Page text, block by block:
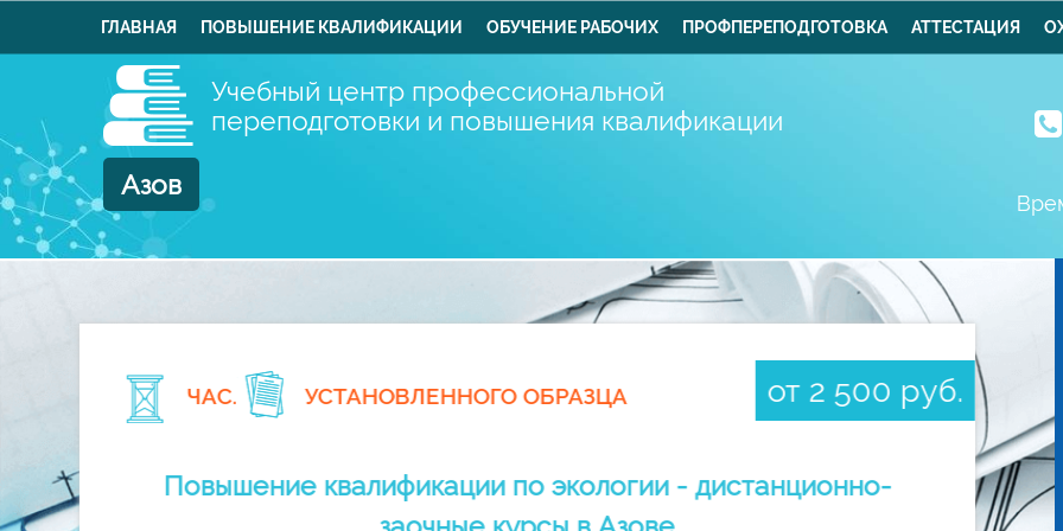
ГЛАВНАЯ ПОВЫШЕНИЕ КВАЛИФИКАЦИИ ОБУЧЕНИЕ РАБОЧИХ ПРОФПЕРЕПОДГОТОВКА АТТЕСТАЦИЯ
Учебный центр профессиональной
переподготовки и повышения квалификации
Азов
ЧАС. УСТАНОВЛЕННОГО ОБРАЗЦА от 2 500 руб.
Повышение квалификации по экологии - дистанционно-